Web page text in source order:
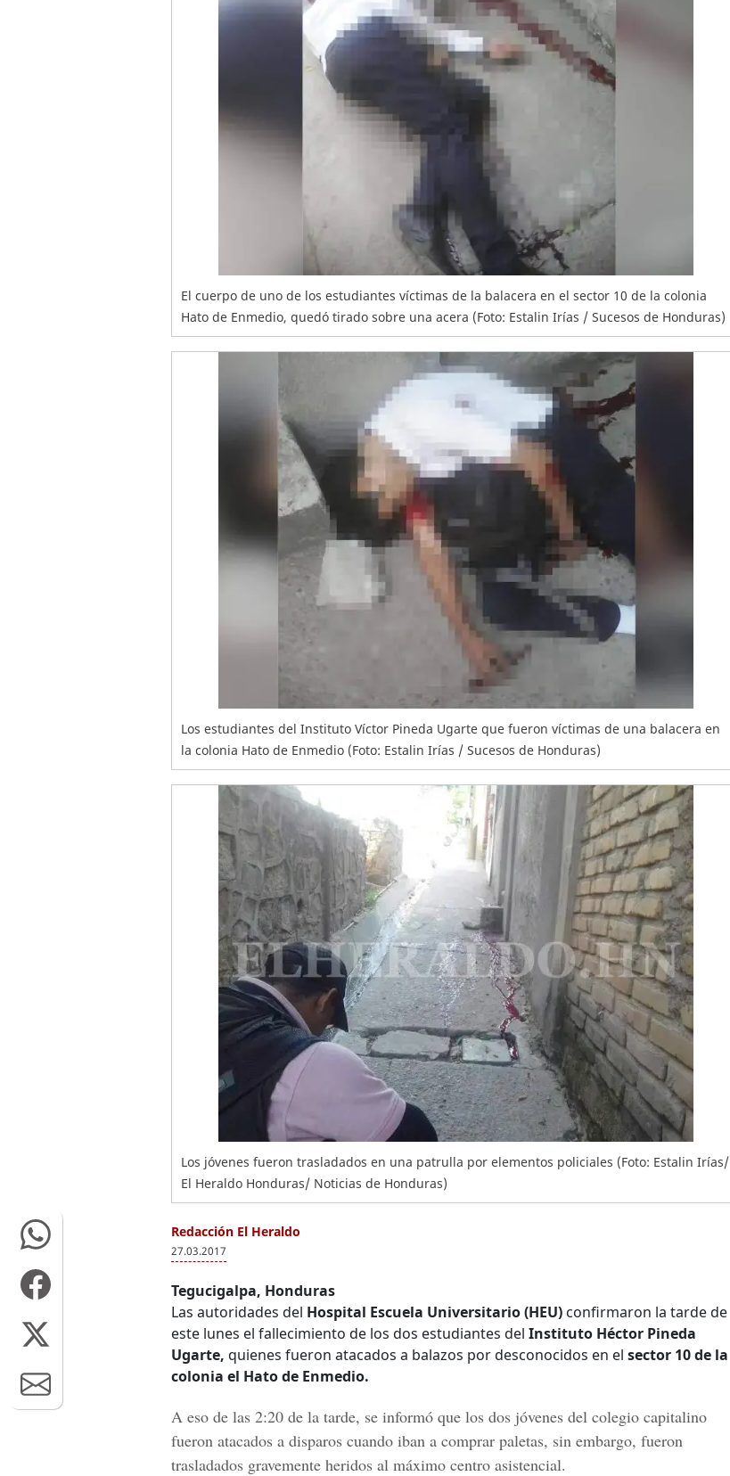
El cuerpo de uno de los estudiantes víctimas de la balacera en el sector 10 de la colonia
Hato de Enmedio, quedó tirado sobre una acera (Foto: Estalin Irías / Sucesos de Honduras)
Los estudiantes del Instituto Víctor Pineda Ugarte que fueron víctimas de una balacera en
la colonia Hato de Enmedio (Foto: Estalin Irías / Sucesos de Honduras)
Los jóvenes fueron trasladados en una patrulla por elementos policiales (Foto: Estalin Irías/
El Heraldo Honduras/ Noticias de Honduras)
Redacción El Heraldo
27.03.2017
Tegucigalpa, Honduras
Las autoridades del Hospital Escuela Universitario (HEU) confirmaron la tarde de
este lunes el fallecimiento de los dos estudiantes del Instituto Héctor Pineda
Ugarte, quienes fueron atacados a balazos por desconocidos en el sector 10 de la
colonia el Hato de Enmedio.
A eso de las 2:20 de la tarde, se informó que los dos jóvenes del colegio capitalino
fueron atacados a disparos cuando iban a comprar paletas, sin embargo, fueron
trasladados gravemente heridos al máximo centro asistencial.